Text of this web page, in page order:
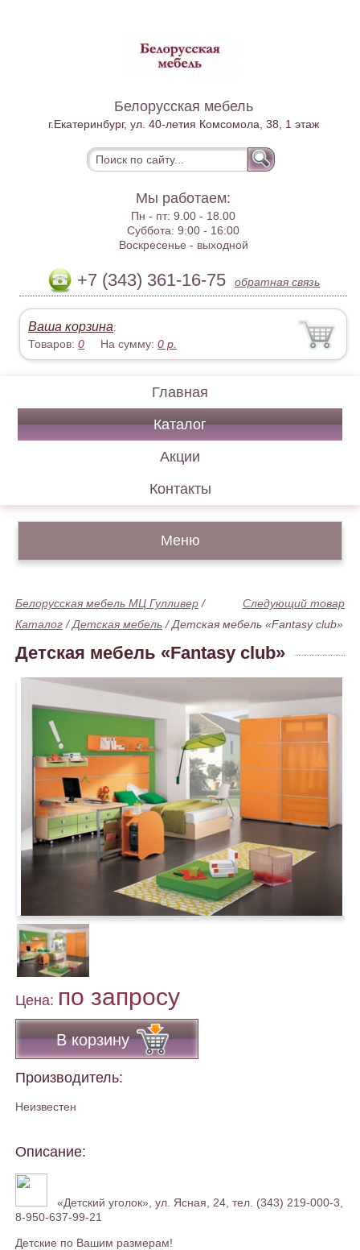
Белорусская мебель
г.Екатеринбург, ул. 40-летия Комсомола, 38, 1 этаж
Мы работаем:
Пн - пт:9.00 - 18.00
Суббота:9:00 - 16:00
Воскресенье - выходной
+7 (343) 361-16-75 обратная связь
Ваша корзина:
Товаров:0 На сумму:0 р.
Главная
Каталог
Акции
Контакты
Меню
Следующий товар
Белорусская мебель МЦ Гулливер /
Каталог /Детская мебель /Детская мебель «Fantasy club»
Детская мебель «Fantasy club»
Цена: по запросу
В корзину
Производитель:
Неизвестен
Описание:
«Детский уголок», ул. Ясная, 24, тел. (343) 219-000-3,
8-950-637-99-21
Детские по Вашим размерам!